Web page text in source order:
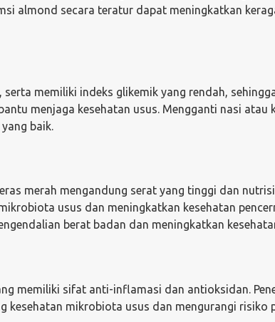
almond secara teratur dapat meningkatkan
memiliki indeks glikemik yang rendah,
menjaga kesehatan usus. Mengganti nasi atau
baik.
merah mengandung serat yang tinggi dan
usus dan meningkatkan kesehatan
berat badan dan meningkatkan
memiliki sifat anti-inflamasi dan antioksidan.
kesehatan mikrobiota usus dan mengurangi risiko